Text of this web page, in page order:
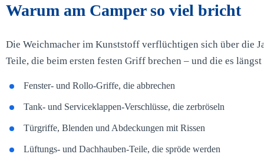
Warum am Camper so viel bricht
Die Weichmacher im Kunststoff verflüchtigen sich über die
Teile, die beim ersten festen Griff brechen – und die es
Fenster- und Rollo-Griffe, die abbrechen
Tank- und Serviceklappen-Verschlüsse, die zerbröseln
Türgriffe, Blenden und Abdeckungen mit Rissen
Lüftungs- und Dachhauben-Teile, die spröde werden